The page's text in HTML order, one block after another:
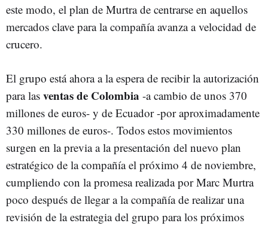
este modo, el plan de Murtra de centrarse en aquellos
mercados clave para la compañía avanza a velocidad de
crucero.
El grupo está ahora a la espera de recibir la autorización
para las ventas de Colombia -a cambio de unos 370
millones de euros- y de Ecuador -por aproximadamente
330 millones de euros-. Todos estos movimientos
surgen en la previa a la presentación del nuevo plan
estratégico de la compañía el próximo 4 de noviembre,
cumpliendo con la promesa realizada por Marc Murtra
poco después de llegar a la compañía de realizar una
revisión de la estrategia del grupo para los próximos